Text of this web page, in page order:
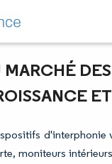
MARCHÉ
moniteurs